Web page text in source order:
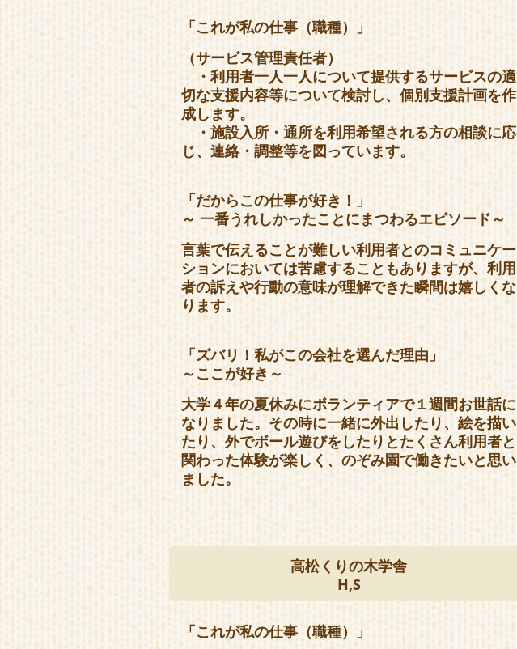
「これが私の仕事（職種）」
（サービス管理責任者）
・利用者一人一人について提供するサービスの適
切な支援内容等について検討し、個別支援計画を作
成します。
・施設入所・通所を利用希望される方の相談に応
じ、連絡・調整等を図っています。
「だからこの仕事が好き！」
～ 一番うれしかったことにまつわるエピソード～
言葉で伝えることが難しい利用者とのコミュニケー
ションにおいては苦慮することもありますが、利用
者の訴えや行動の意味が理解できた瞬間は嬉しくな
ります。
「ズバリ！私がこの会社を選んだ理由」
～ここが好き～
大学４年の夏休みにボランティアで１週間お世話に
なりました。その時に一緒に外出したり、絵を描い
たり、外でボール遊びをしたりとたくさん利用者と
関わった体験が楽しく、のぞみ園で働きたいと思い
ました。
高松くりの木学舎
H,S
「これが私の仕事（職種）」